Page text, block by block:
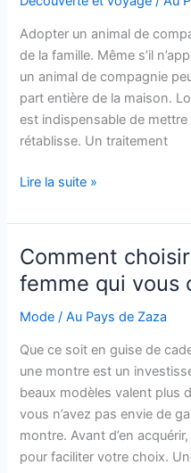
son
anniversaire
?
Adopter un animal de
de la famille. Même s’il
un animal de compagnie
part entière de la maison.
est indispensable de
rétablisse. Un traitement
Achat
médicaments
vétérinaires
en
ligne
:
ça
marche
?
Lire la suite »
Comment
femme qui vous
Mode /Au Pays de Zaza
Que ce soit en guise de
une montre est un
beaux modèles valent plus
vous n’avez pas envie de
montre. Avant d’en
pour faciliter votre choix.